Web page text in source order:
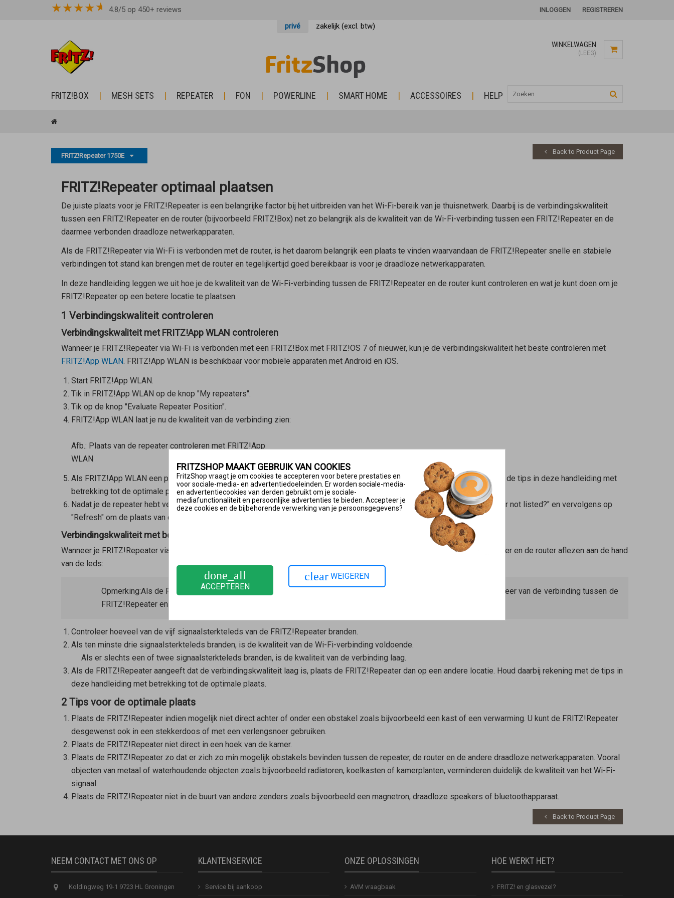
★★★★ 4.8/5 op 450+ reviews INLOGGEN REGISTREREN
privé zakelijk (excl. btw)
WINKELWAGEN
(LEEG)
FRITZ!BOX MESH SETS REPEATER FON POWERLINE SMART HOME ACCESSOIRES HELP
FRITZ!Repeater 1750E
Back to Product Page
FRITZ!Repeater optimaal plaatsen
De juiste plaats voor je FRITZ!Repeater is een belangrijke factor bij het uitbreiden van het Wi-Fi-bereik van je thuisnetwerk. Daarbij is de verbindingskwaliteit
tussen een FRITZ!Repeater en de router (bijvoorbeeld FRITZ!Box) net zo belangrijk als de kwaliteit van de Wi-Fi-verbinding tussen een FRITZ!Repeater en de
daarmee verbonden draadloze netwerkapparaten.
Als de FRITZ!Repeater via Wi-Fi is verbonden met de router, is het daarom belangrijk een plaats te vinden waarvandaan de FRITZ!Repeater snelle en stabiele
verbindingen tot stand kan brengen met de router en tegelijkertijd goed bereikbaar is voor je draadloze netwerkapparaten.
In deze handleiding leggen we uit hoe je de kwaliteit van de Wi-Fi-verbinding tussen de FRITZ!Repeater en de router kunt controleren en wat je kunt doen om je
FRITZ!Repeater op een betere locatie te plaatsen.
1 Verbindingskwaliteit controleren
Verbindingskwaliteit met FRITZ!App WLAN controleren
Wanneer je FRITZ!Repeater via Wi-Fi is verbonden met een FRITZ!Box met FRITZ!OS 7 of nieuwer, kun je de verbindingskwaliteit het beste controleren met
FRITZ!App WLAN. FRITZ!App WLAN is beschikbaar voor mobiele apparaten met Android en iOS.
Start FRITZ!App WLAN.
Tik in FRITZ!App WLAN op de knop "My repeaters".
Tik op de knop "Evaluate Repeater Position".
FRITZ!App WLAN laat je nu de kwaliteit van de verbinding zien:
Afb.: Plaats van de repeater controleren met FRITZ!App
WLAN
Als FRITZ!App WLAN een plaatswijziging aanraadt, plaats de FRITZ!Repeater dan ergens anders. Houd daarbij rekening met de tips in deze handleiding met
betrekking tot de optimale plaats.
Nadat je de repeater hebt verplaatst, tik je inFRITZ!App WLANonder Android op het pictogramof tik onder iOS op "Repeater not listed?" en vervolgens op
"Refresh" om de plaats van de repeater opnieuw te beoordelen.
Verbindingskwaliteit met behulp van de leds controleren
Wanneer je FRITZ!Repeater via Wi-Fi is verbonden met de router, kun je de kwaliteit van de verbinding tussen de FRITZ!Repeater en de router aflezen aan de hand
van de leds:
Opmerking:Als de FRITZ!Repeater met een netwerkkabel is verbonden met de router, geven de leds de kwaliteit weer van de verbinding tussen de
FRITZ!Repeater en het eerste draadloze netwerkapparaat dat daarmee is verbonden.
Controleer hoeveel van de vijf signaalsterkteleds van de FRITZ!Repeater branden.
Als ten minste drie signaalsterkteleds branden, is de kwaliteit van de Wi-Fi-verbinding voldoende.
Als er slechts een of twee signaalsterkteleds branden, is de kwaliteit van de verbinding laag.
Als de FRITZ!Repeater aangeeft dat de verbindingskwaliteit laag is, plaats de FRITZ!Repeater dan op een andere locatie. Houd daarbij rekening met de tips in
deze handleiding met betrekking tot de optimale plaats.
2 Tips voor de optimale plaats
Plaats de FRITZ!Repeater indien mogelijk niet direct achter of onder een obstakel zoals bijvoorbeeld een kast of een verwarming. U kunt de FRITZ!Repeater
desgewenst ook in een stekkerdoos of met een verlengsnoer gebruiken.
Plaats de FRITZ!Repeater niet direct in een hoek van de kamer.
Plaats de FRITZ!Repeater zo dat er zich zo min mogelijk obstakels bevinden tussen de repeater, de router en de andere draadloze netwerkapparaten. Vooral
objecten van metaal of waterhoudende objecten zoals bijvoorbeeld radiatoren, koelkasten of kamerplanten, verminderen duidelijk de kwaliteit van het Wi-Fi-
signaal.
Plaats de FRITZ!Repeater niet in de buurt van andere zenders zoals bijvoorbeeld een magnetron, draadloze speakers of bluetoothapparaat.
Back to Product Page
NEEM CONTACT MET ONS OP
Koldingweg 19-1 9723 HL Groningen
KLANTENSERVICE
Service bij aankoop
ONZE OPLOSSINGEN
AVM vraagbaak
HOE WERKT HET?
FRITZ! en glasvezel?
FRITZSHOP MAAKT GEBRUIK VAN COOKIES
FritzShop vraagt je om cookies te accepteren voor betere prestaties en
voor sociale-media- en advertentiedoeleinden. Er worden sociale-media-
en advertentiecookies van derden gebruikt om je sociale-
mediafunctionaliteit en persoonlijke advertenties te bieden. Accepteer je
deze cookies en de bijbehorende verwerking van je persoonsgegevens?
done_all
ACCEPTEREN
clear WEIGEREN